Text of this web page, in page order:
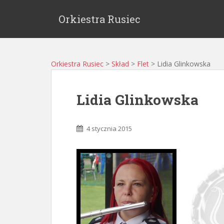
Orkiestra Rusiec
Orkiestra Rusiec > Skład > Flet > Lidia Glinkowska
Lidia Glinkowska
4 stycznia 2015